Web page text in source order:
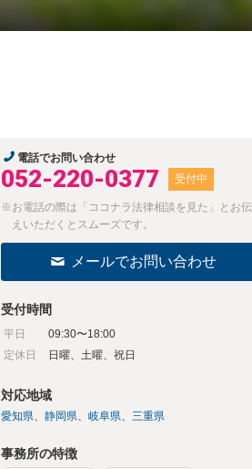
電話でお問い合わせ
052-220-0377 受付中
※お電話の際は「ココナラ法律相談を見た」とお伝
えいただくとスムーズです。
メールでお問い合わせ
受付時間
平日
09:30〜18:00
定休日
日曜、土曜、祝日
対応地域
愛知県 静岡県 岐阜県 三重県
事務所の特徴